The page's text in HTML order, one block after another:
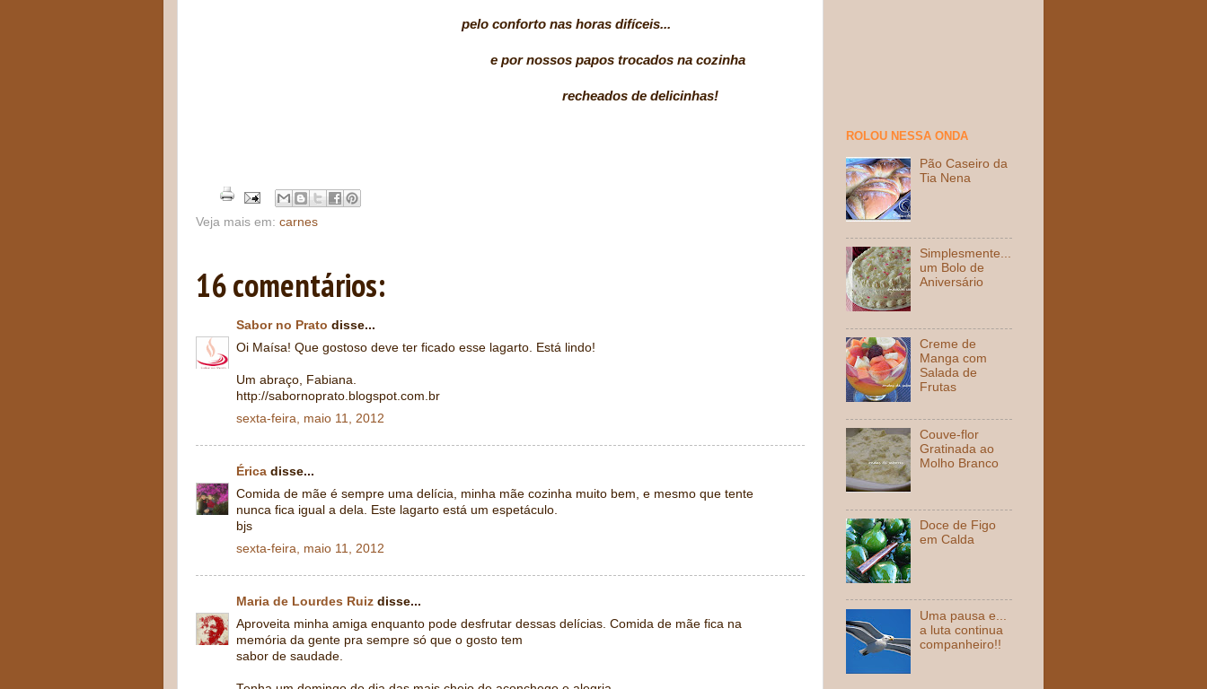
pelo conforto nas horas difíceis...
e por nossos papos trocados na cozinha
recheados de delicinhas!
Veja mais em: carnes
16 comentários:
Sabor no Prato disse...
Oi Maísa! Que gostoso deve ter ficado esse lagarto. Está lindo!
Um abraço, Fabiana.
http://sabornoprato.blogspot.com.br
sexta-feira, maio 11, 2012
Érica disse...
Comida de mãe é sempre uma delícia, minha mãe cozinha muito bem, e mesmo que tente
nunca fica igual a dela. Este lagarto está um espetáculo.
bjs
sexta-feira, maio 11, 2012
Maria de Lourdes Ruiz disse...
Aproveita minha amiga enquanto pode desfrutar dessas delícias. Comida de mãe fica na
memória da gente pra sempre só que o gosto tem
sabor de saudade.
ROLOU NESSA ONDA
Pão Caseiro da
Tia Nena
Simplesmente...
um Bolo de
Aniversário
Creme de
Manga com
Salada de
Frutas
Couve-flor
Gratinada ao
Molho Branco
Doce de Figo
em Calda
Uma pausa e...
a luta continua
companheiro!!